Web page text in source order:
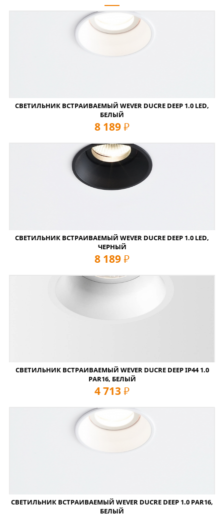
СВЕТИЛЬНИК ВСТРАИВАЕМЫЙ WEVER DUCRE DEEP 1.0 LED,
БЕЛЫЙ
8 189 руб
СВЕТИЛЬНИК ВСТРАИВАЕМЫЙ WEVER DUCRE DEEP 1.0 LED,
ЧЕРНЫЙ
8 189 руб
СВЕТИЛЬНИК ВСТРАИВАЕМЫЙ WEVER DUCRE DEEP IP44 1.0
PAR16, БЕЛЫЙ
4 713 руб
СВЕТИЛЬНИК ВСТРАИВАЕМЫЙ WEVER DUCRE DEEP 1.0 PAR16,
БЕЛЫЙ